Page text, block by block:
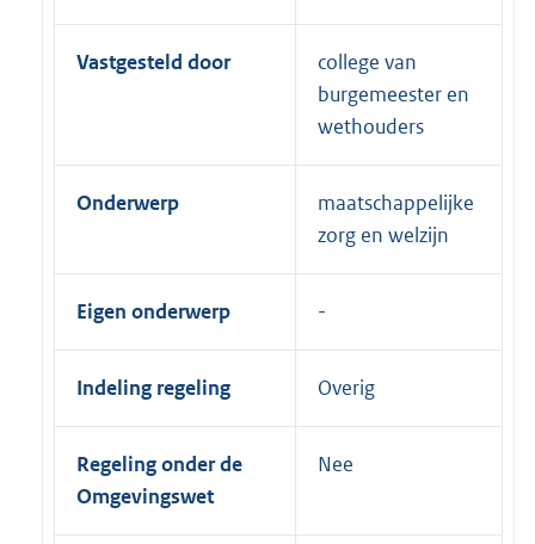
Vastgesteld door
college van
burgemeester en
wethouders
Onderwerp
maatschappelijke
zorg en welzijn
Eigen onderwerp
Indeling regeling Overig
Regeling onder de
Omgevingswet
Nee